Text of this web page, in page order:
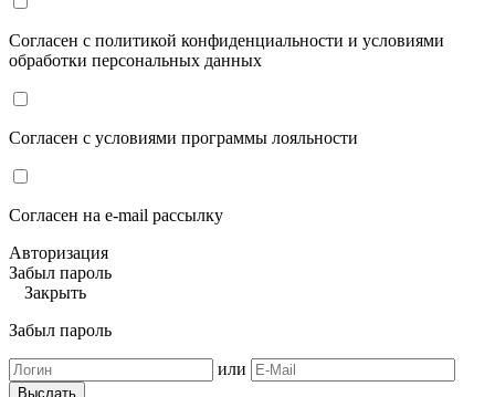
Согласен с политикой конфиденциальности и условиями
обработки персональных данных
Согласен с условиями программы лояльности
Согласен на e-mail рассылку
Авторизация
Забыл пароль
Закрыть
Забыл пароль
или
Выслать